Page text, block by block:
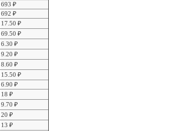
693 ₽
692 ₽
17.50 ₽
69.50 ₽
6.30 ₽
9.20 ₽
8.60 ₽
15.50 ₽
6.90 ₽
18 ₽
9.70 ₽
20 ₽
13 ₽